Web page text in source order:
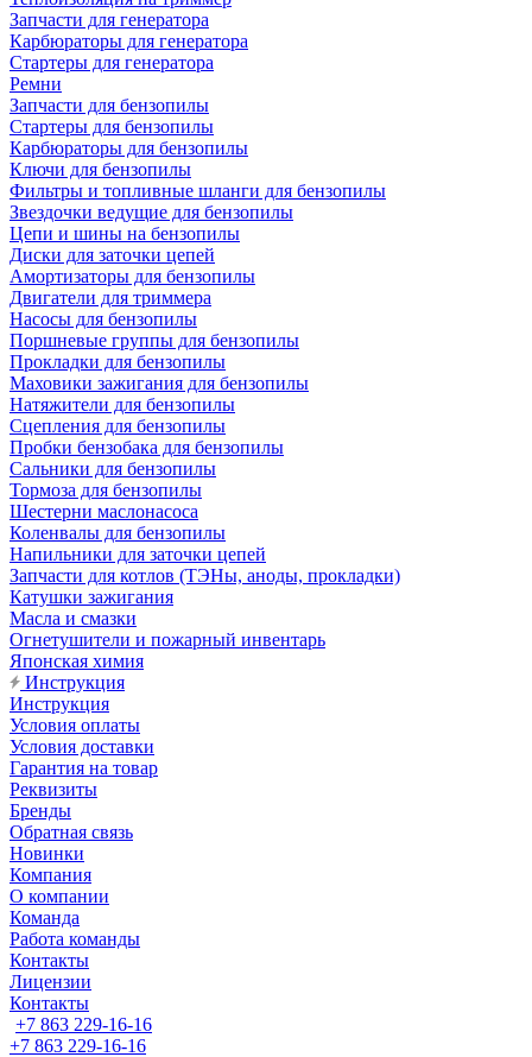
Запчасти для генератора
Карбюраторы для генератора
Стартеры для генератора
Ремни
Запчасти для бензопилы
Стартеры для бензопилы
Карбюраторы для бензопилы
Ключи для бензопилы
Фильтры и топливные шланги для бензопилы
Звездочки ведущие для бензопилы
Цепи и шины на бензопилы
Диски для заточки цепей
Амортизаторы для бензопилы
Двигатели для триммера
Насосы для бензопилы
Поршневые группы для бензопилы
Прокладки для бензопилы
Маховики зажигания для бензопилы
Натяжители для бензопилы
Сцепления для бензопилы
Пробки бензобака для бензопилы
Сальники для бензопилы
Тормоза для бензопилы
Шестерни маслонасоса
Коленвалы для бензопилы
Напильники для заточки цепей
Запчасти для котлов (ТЭНы, аноды, прокладки)
Катушки зажигания
Масла и смазки
Огнетушители и пожарный инвентарь
Японская химия
Инструкция
Инструкция
Условия оплаты
Условия доставки
Гарантия на товар
Реквизиты
Бренды
Обратная связь
Новинки
Компания
О компании
Команда
Работа команды
Контакты
Лицензии
Контакты
+7 863 229-16-16
+7 863 229-16-16